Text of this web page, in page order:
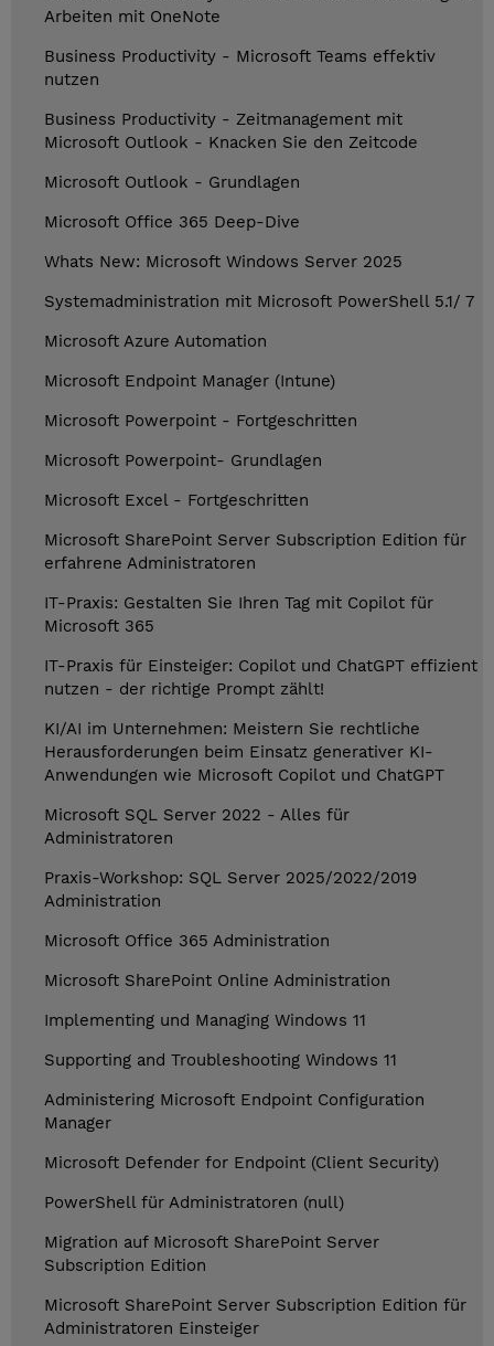
Arbeiten mit OneNote
Business Productivity - Microsoft Teams effektiv
nutzen
Business Productivity - Zeitmanagement mit
Microsoft Outlook - Knacken Sie den Zeitcode
Microsoft Outlook - Grundlagen
Microsoft Office 365 Deep-Dive
Whats New: Microsoft Windows Server 2025
Systemadministration mit Microsoft PowerShell 5.1/ 7
Microsoft Azure Automation
Microsoft Endpoint Manager (Intune)
Microsoft Powerpoint - Fortgeschritten
Microsoft Powerpoint- Grundlagen
Microsoft Excel - Fortgeschritten
Microsoft SharePoint Server Subscription Edition für
erfahrene Administratoren
IT-Praxis: Gestalten Sie Ihren Tag mit Copilot für
Microsoft 365
IT-Praxis für Einsteiger: Copilot und ChatGPT effizient
nutzen - der richtige Prompt zählt!
KI/AI im Unternehmen: Meistern Sie rechtliche
Herausforderungen beim Einsatz generativer KI-
Anwendungen wie Microsoft Copilot und ChatGPT
Microsoft SQL Server 2022 - Alles für
Administratoren
Praxis-Workshop: SQL Server 2025/2022/2019
Administration
Microsoft Office 365 Administration
Microsoft SharePoint Online Administration
Implementing und Managing Windows 11
Supporting and Troubleshooting Windows 11
Administering Microsoft Endpoint Configuration
Manager
Microsoft Defender for Endpoint (Client Security)
PowerShell für Administratoren (null)
Migration auf Microsoft SharePoint Server
Subscription Edition
Microsoft SharePoint Server Subscription Edition für
Administratoren Einsteiger